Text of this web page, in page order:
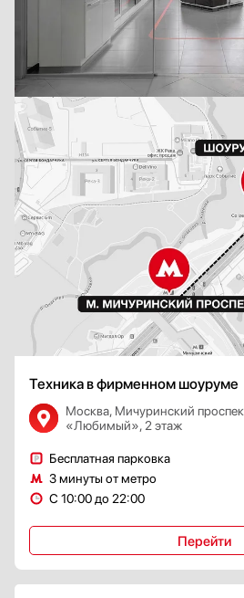
Техника в фирменном шоуруме
Москва, Мичуринский
«Любимый», 2 этаж
Бесплатная парковка
3 минуты от метро
С 10:00 до 22:00
Перейти